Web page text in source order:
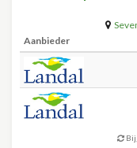
Aanbieder